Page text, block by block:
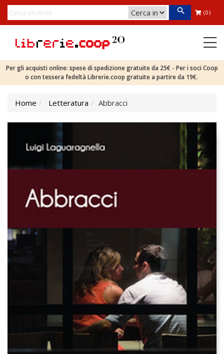
(0)
Per gli acquisti online: spese di spedizione gratuite da 25€ - Per i soci Coop
o con tessera fedeltà Librerie.coop gratuite a partire da 19€.
Home Letteratura Abbracci